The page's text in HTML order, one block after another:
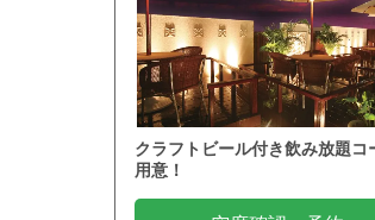
クラフトビール付き飲み放題コ
用意！